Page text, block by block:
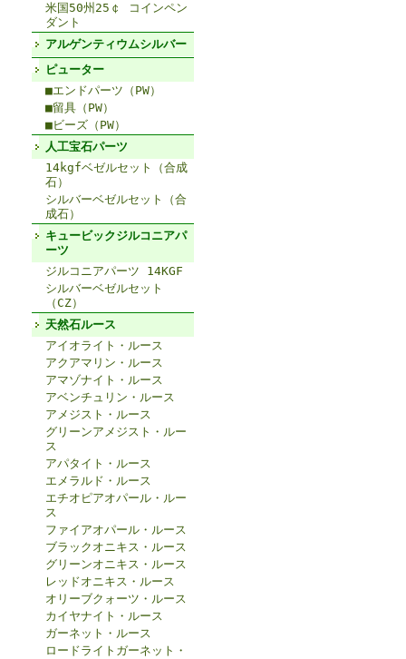
米国50州25￠ コインペン
ダント
アルゲンティウムシルバー
ピューター
■エンドパーツ（PW）
■留具（PW）
■ビーズ（PW）
人工宝石パーツ
14kgfベゼルセット（合成
石）
シルバーベゼルセット（合
成石）
キュービックジルコニアパ
ーツ
ジルコニアパーツ 14KGF
シルバーベゼルセット
（CZ）
天然石ルース
アイオライト・ルース
アクアマリン・ルース
アマゾナイト・ルース
アベンチュリン・ルース
アメジスト・ルース
グリーンアメジスト・ルー
ス
アパタイト・ルース
エメラルド・ルース
エチオピアオパール・ルー
ス
ファイアオパール・ルース
ブラックオニキス・ルース
グリーンオニキス・ルース
レッドオニキス・ルース
オリーブクォーツ・ルース
カイヤナイト・ルース
ガーネット・ルース
ロードライトガーネット・